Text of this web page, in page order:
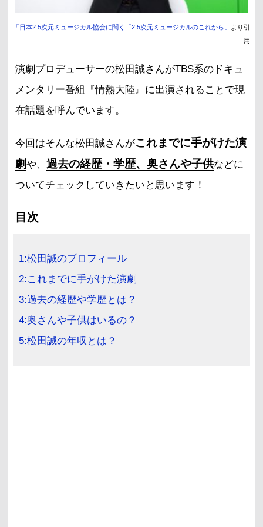
「日本2.5次元ミュージカル協会に聞く「2.5次元ミュージカルのこれから」
より引
用
演劇プロデューサーの松田誠さんがTBS系のドキュ
メンタリー番組『情熱大陸』に出演されることで現
在話題を呼んでいます。
今回はそんな松田誠さんがこれまでに手がけた演
劇や、 過去の経歴・学歴、奥さんや子供などに
ついてチェックしていきたいと思います！
目次
1:松田誠のプロフィール
2:これまでに手がけた演劇
3:過去の経歴や学歴とは？
4:奥さんや子供はいるの？
5:松田誠の年収とは？